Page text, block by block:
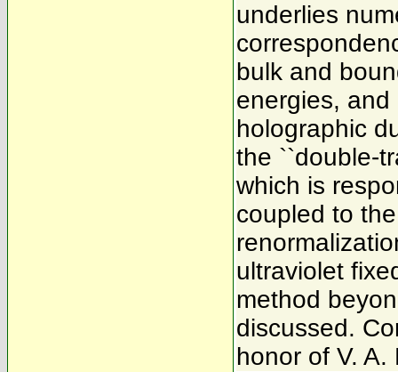
underlies
bulk and
energies,
holographic
the ``double-
which is
coupled to
ultraviolet
method
discussed.
honor of V.